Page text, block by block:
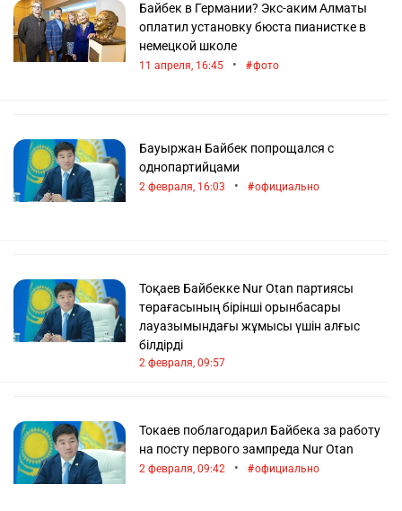
Байбек в Германии? Экс-аким Алматы
оплатил установку бюста пианистке в
немецкой школе
11 апреля, 16:45 • фото
Бауыржан Байбек попрощался с
однопартийцами
2 февраля, 16:03 • официально
Тоқаев Байбекке Nur Otan партиясы
төрағасының бірінші орынбасары
лауазымындағы жұмысы үшін алғыс
білдірді
2 февраля, 09:57
Токаев поблагодарил Байбека за работу
на посту первого зампреда Nur Otan
2 февраля, 09:42 • официально